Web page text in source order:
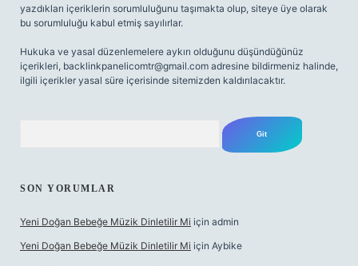
yazdıkları içeriklerin sorumluluğunu taşımakta olup, siteye üye olarak
bu sorumluluğu kabul etmiş sayılırlar.
Hukuka ve yasal düzenlemelere aykırı olduğunu düşündüğünüz
içerikleri, backlinkpanelicomtr@gmail.com adresine bildirmeniz halinde,
ilgili içerikler yasal süre içerisinde sitemizden kaldırılacaktır.
SON YORUMLAR
Yeni Doğan Bebeğe Müzik Dinletilir Mi için admin
Yeni Doğan Bebeğe Müzik Dinletilir Mi için Aybike